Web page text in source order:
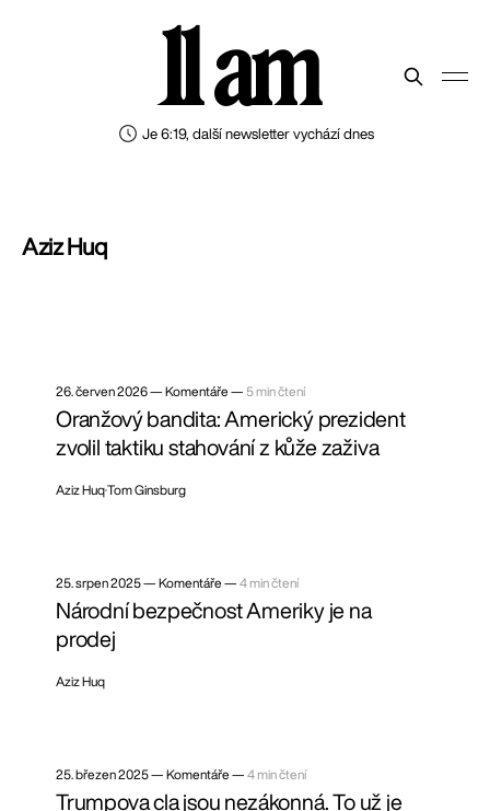
Je 6:19, další newsletter vychází dnes
11 am
Aziz Huq
26. červen 2026— Komentáře — 5 min čtení
Oranžový bandita: Americký prezident
zvolil taktiku stahování z kůže zaživa
Aziz HuqTom Ginsburg
25. srpen 2025— Komentáře — 4 min čtení
Národní bezpečnost Ameriky je na
prodej
Aziz Huq
25. březen 2025— Komentáře — 4 min čtení
Trumpova cla jsou nezákonná. To už je